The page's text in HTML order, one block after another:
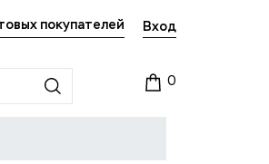
покупателей Вход
0